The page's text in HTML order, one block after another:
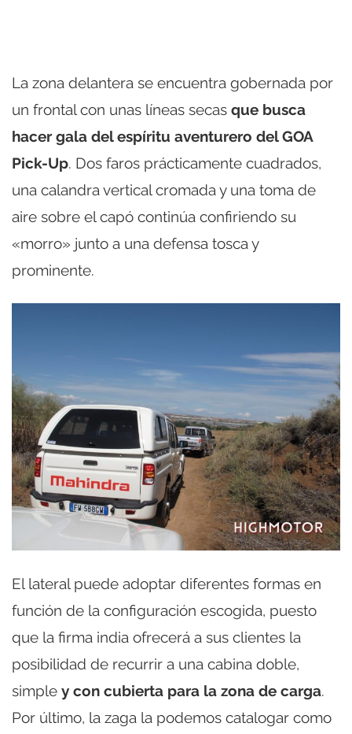
La zona delantera se encuentra gobernada por
un frontal con unas líneas secas que busca
hacer gala del espíritu aventurero del GOA
Pick-Up. Dos faros prácticamente cuadrados,
una calandra vertical cromada y una toma de
aire sobre el capó continúa confiriendo su
«morro» junto a una defensa tosca y
prominente.
El lateral puede adoptar diferentes formas en
función de la configuración escogida, puesto
que la firma india ofrecerá a sus clientes la
posibilidad de recurrir a una cabina doble,
simple y con cubierta para la zona de carga.
Por último, la zaga la podemos catalogar como